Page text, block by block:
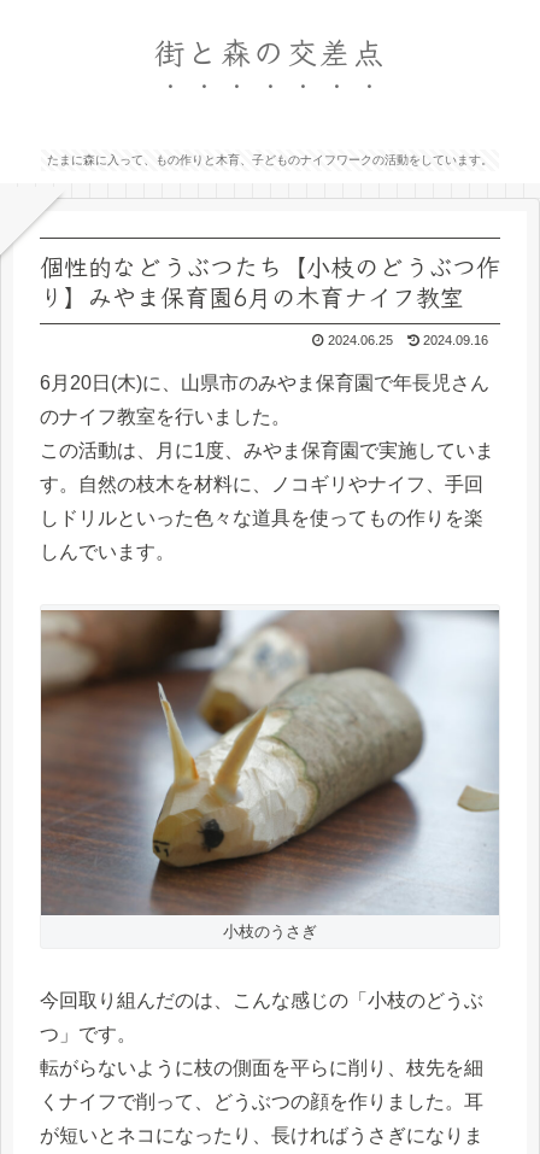
街と森の交差点
たまに森に入って、もの作りと木育、子どものナイフワークの活動をしています。
個性的などうぶつたち【小枝のどうぶつ作
り】みやま保育園6月の木育ナイフ教室
2024.06.25 2024.09.16
6月20日(木)に、山県市のみやま保育園で年長児さん
のナイフ教室を行いました。
この活動は、月に1度、みやま保育園で実施していま
す。自然の枝木を材料に、ノコギリやナイフ、手回
しドリルといった色々な道具を使ってもの作りを楽
しんでいます。
小枝のうさぎ
今回取り組んだのは、こんな感じの「小枝のどうぶ
つ」です。
転がらないように枝の側面を平らに削り、枝先を細
くナイフで削って、どうぶつの顔を作りました。耳
が短いとネコになったり、長ければうさぎになりま